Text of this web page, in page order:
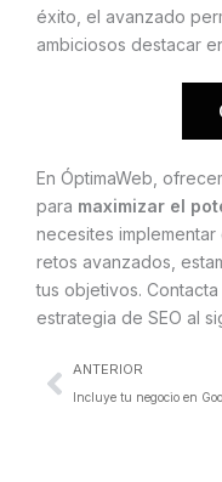
éxito, el avanzado
ambiciosos destacar
En ÓptimaWeb,
para maximizar el
necesites
retos avanzados,
tus objetivos.
estrategia de SEO al
AntANTERIOR